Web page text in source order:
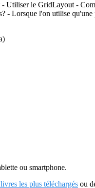
le GridLayout -
- Lorsque l'on utilise
ou smartphone.
les plus téléchargés ou